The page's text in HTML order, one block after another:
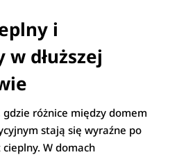
i
dłuższej
gdzie różnice między domem
stają się wyraźne po
W domach